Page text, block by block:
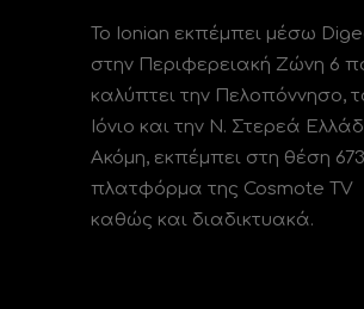
Το Ionian εκπέμπει μέσω
στην Περιφερειακή Ζώνη 6
καλύπτει την Πελοπόννησο,
Ιόνιο και την Ν. Στερεά
Ακόμη, εκπέμπει στη θέση
πλατφόρμα της Cosmote TV
καθώς και διαδικτυακά.